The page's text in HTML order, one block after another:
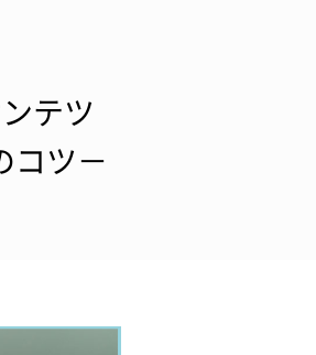
テツ
コツ－